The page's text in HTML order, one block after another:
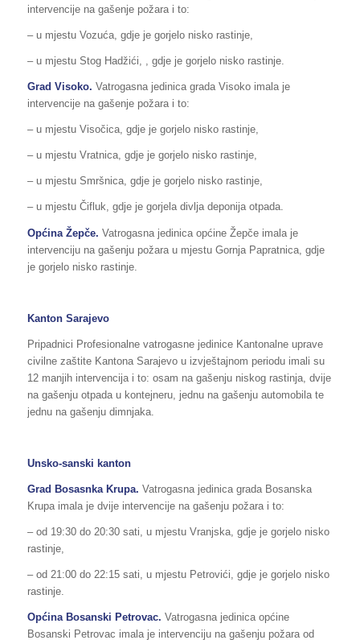
intervencije na gašenje požara i to:
– u mjestu Vozuća, gdje je gorjelo nisko rastinje,
– u mjestu Stog Hadžići, , gdje je gorjelo nisko rastinje.
Grad Visoko. Vatrogasna jedinica grada Visoko imala je
intervencije na gašenje požara i to:
– u mjestu Visočica, gdje je gorjelo nisko rastinje,
– u mjestu Vratnica, gdje je gorjelo nisko rastinje,
– u mjestu Smršnica, gdje je gorjelo nisko rastinje,
– u mjestu Čifluk, gdje je gorjela divlja deponija otpada.
Općina Žepče. Vatrogasna jedinica općine Žepče imala je
intervenciju na gašenju požara u mjestu Gornja Papratnica, gdje
je gorjelo nisko rastinje.
Kanton Sarajevo
Pripadnici Profesionalne vatrogasne jedinice Kantonalne uprave
civilne zaštite Kantona Sarajevo u izvještajnom periodu imali su
12 manjih intervencija i to: osam na gašenju niskog rastinja, dvije
na gašenju otpada u kontejneru, jednu na gašenju automobila te
jednu na gašenju dimnjaka.
Unsko-sanski kanton
Grad Bosasnka Krupa. Vatrogasna jedinica grada Bosanska
Krupa imala je dvije intervencije na gašenju požara i to:
– od 19:30 do 20:30 sati, u mjestu Vranjska, gdje je gorjelo nisko
rastinje,
– od 21:00 do 22:15 sati, u mjestu Petrovići, gdje je gorjelo nisko
rastinje.
Općina Bosanski Petrovac. Vatrogasna jedinica općine
Bosanski Petrovac imala je intervenciju na gašenju požara od